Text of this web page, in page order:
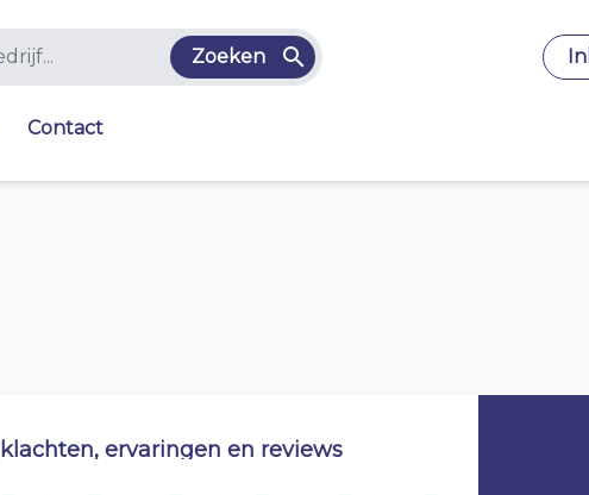
Zoeken
Contact
ervaringen en reviews